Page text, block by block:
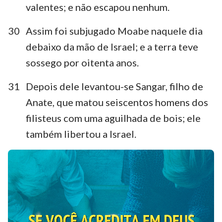
valentes; e não escapou nenhum.
30 Assim foi subjugado Moabe naquele dia
debaixo da mão de Israel; e a terra teve
sossego por oitenta anos.
31
Depois dele levantou-se Sangar, filho de
Anate, que matou seiscentos homens dos
filisteus com uma aguilhada de bois; ele
também libertou a Israel.